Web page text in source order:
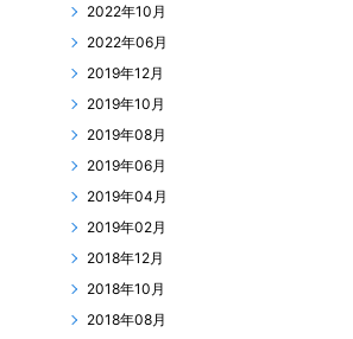
2022年10月
2022年06月
2019年12月
2019年10月
2019年08月
2019年06月
2019年04月
2019年02月
2018年12月
2018年10月
2018年08月